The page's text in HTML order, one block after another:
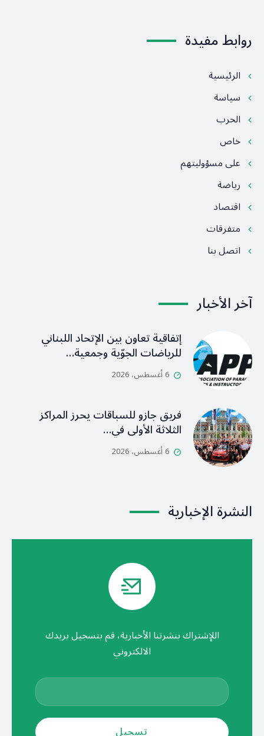
روابط مفيدة
الرئيسية
سياسة
الحرب
خاص
على مسؤوليتهم
رياضة
اقتصاد
متفرقات
اتصل بنا
آخر الأخبار
إتفاقية تعاون بين الإتحاد اللبناني
للرياضات الجوّية وجمعية…
6 أغسطس، 2026
فريق جازو للسباقات يحرز المراكز
الثلاثة الأولى في…
6 أغسطس، 2026
النشرة الإخبارية
اللإشتراك بنشرتنا الأخبارية، قم بتسجيل بريدك
الالكتروني